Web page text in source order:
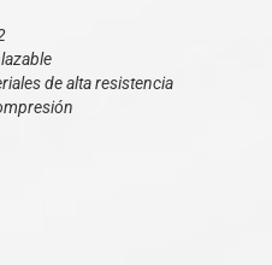
de alta resistencia